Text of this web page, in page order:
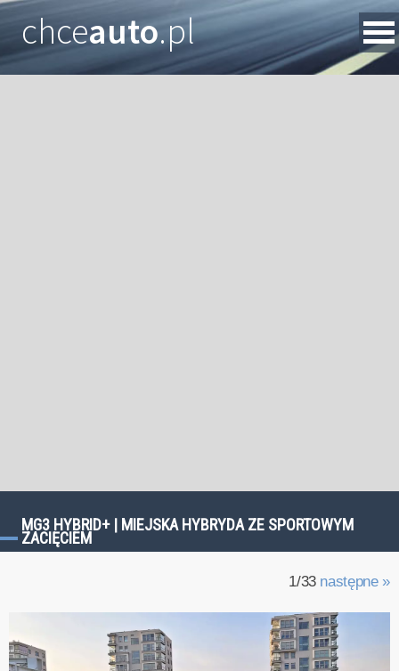
chceauto.pl
MG3 HYBRID+ | MIEJSKA HYBRYDA ZE SPORTOWYM
ZACIĘCIEM
1/33 następne »